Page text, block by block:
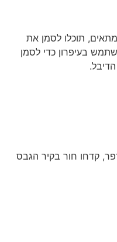
תוכלו לסמן את
בעיפרון כדי לסמן
קדחו חור בקיר הגבס